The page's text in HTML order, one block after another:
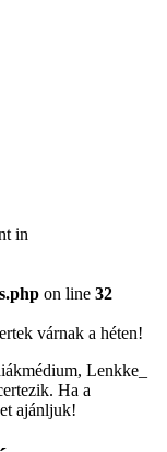
in
on line 32
várnak a héten!
Lenkke_
Ha a
ajánljuk!